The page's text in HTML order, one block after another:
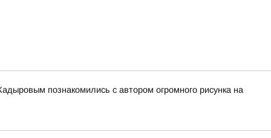
познакомились с автором огромного рисунка на